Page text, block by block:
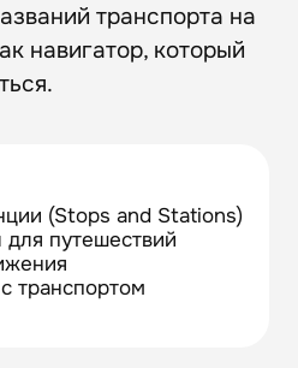
транспорта на
навигатор, который
(Stops and Stations)
путешествий
транспортом